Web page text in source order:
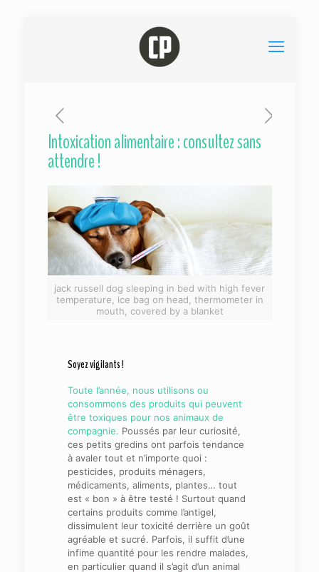
Intoxication alimentaire : consultez sans
attendre !
jack russell dog sleeping in bed with high fever
temperature, ice bag on head, thermometer in
mouth, covered by a blanket
Soyez vigilants !
Toute l’année, nous utilisons ou
consommons des produits qui peuvent
être toxiques pour nos animaux de
compagnie. Poussés par leur curiosité,
ces petits gredins ont parfois tendance
à avaler tout et n’importe quoi :
pesticides, produits ménagers,
médicaments, aliments, plantes… tout
est « bon » à être testé ! Surtout quand
certains produits comme l’antigel,
dissimulent leur toxicité derrière un goût
agréable et sucré. Parfois, il suffit d’une
infime quantité pour les rendre malades,
en particulier quand il s’agit d’un animal